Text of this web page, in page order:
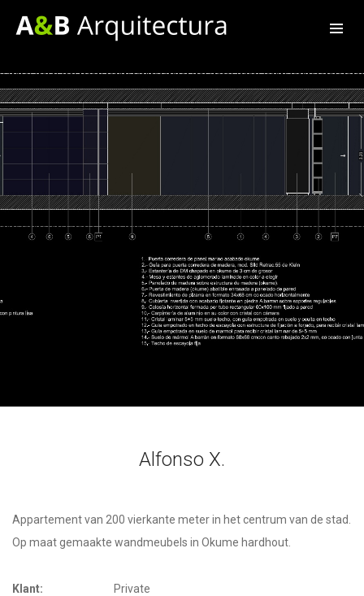
Alfonso X.
Appartement van 200 vierkante meter in het centrum van de stad.
Op maat gemaakte wandmeubels in Okume hardhout.
Klant: Private